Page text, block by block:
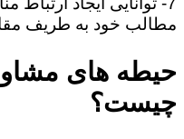
مطالب خود به طریف
حیطه های
چیست؟